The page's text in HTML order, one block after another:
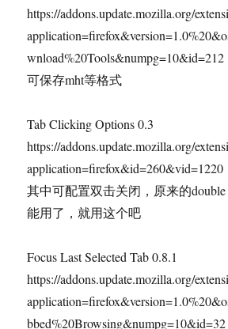
https://addons.update.mozilla.org/
wnload%20Tools&numpg=10&id=212
可保存mht等格式
Tab Clicking Options 0.3
https://addons.update.mozilla.org/
application=firefox&id=260&vid=1220
其中可配置双击关闭，原来的
能用了，就用这个吧
Focus Last Selected Tab 0.8.1
https://addons.update.mozilla.org/
bbed%20Browsing&numpg=10&id=32